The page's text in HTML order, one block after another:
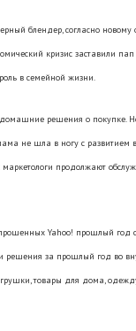
блендер, согласно новому
кризис заставили
в семейной жизни.
решения о покупке.
не шла в ногу с развитием
маркетологи продолжают
Yahoo! прошлый год
решения за прошлый год во
товары для дома,